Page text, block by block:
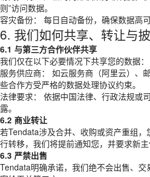
则”访问数据。
容灾备份： 每日自动备份，确保数据高可
6. 我们如何共享、转让与
6.1 与第三方合作伙伴共享
我们仅在以下必要情况下共享您的数据：
服务供应商： 如云服务商（阿里云）、
些合作方受严格的数据处理协议约束。
法律要求： 依据中国法律、行政法规或
露。
6.2 商业转让
若Tendata涉及合并、收购或资产重组
行转移，我们将提前通知您，并要求新主
6.3 严禁出售
Tendata明确承诺，我们绝不会出售、